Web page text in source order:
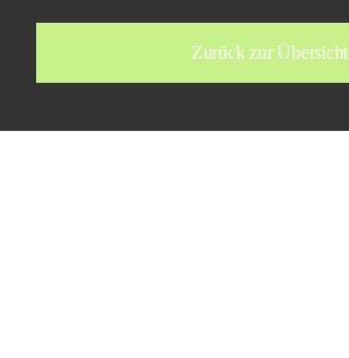
Zurück zur Übersicht